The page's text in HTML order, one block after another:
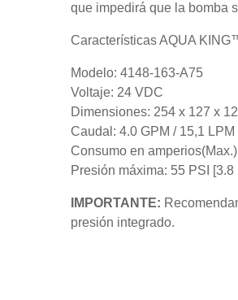
que impedirá que la bomba
Características AQUA
Modelo: 4148-163-A75
Voltaje: 24 VDC
Dimensiones: 254 x 127 x
Caudal: 4.0 GPM / 15,1 LPM
Consumo en
Presión máxima: 55 PSI [3.8
IMPORTANTE:
presión integrado.